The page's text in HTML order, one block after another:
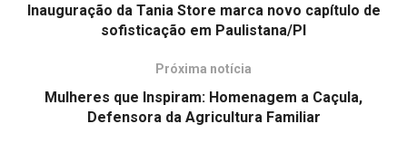
Inauguração da Tania Store marca novo capítulo de
sofisticação em Paulistana/PI
Próxima notícia
Mulheres que Inspiram: Homenagem a Caçula,
Defensora da Agricultura Familiar